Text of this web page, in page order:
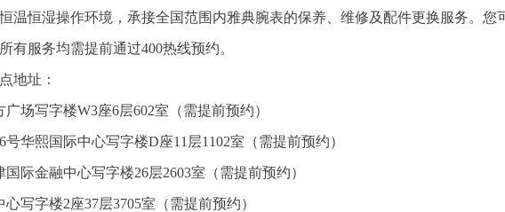
温恒湿操作环境，承接全国范围内雅典腕表的保养、维修及配件更换服务。您
有服务均需提前通过400热线预约。
地址：
场写字楼W3座6层602室（需提前预约）
华熙国际中心写字楼D座11层1102室（需提前预约）
际金融中心写字楼26层2603室（需提前预约）
写字楼2座37层3705室（需提前预约）